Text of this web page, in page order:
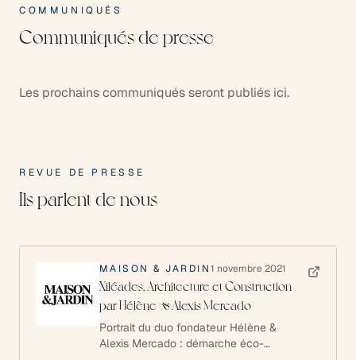
COMMUNIQUÉS
Communiqués de presse
Les prochains communiqués seront publiés ici.
REVUE DE PRESSE
Ils parlent de nous
MAISON & JARDIN1 novembre 2021
Xiléades, Architecture et Construction
par Hélène & Alexis Mercado
Portrait du duo fondateur Hélène &
Alexis Mercado : démarche éco-